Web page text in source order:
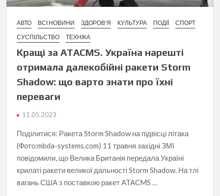
АВТО ВСІ НОВИНИ ЗДОРОВ'Я КУЛЬТУРА ПОДІЇ
СПОРТ
СУСПІЛЬСТВО
ТЕХНІКА
Кращі за ATACMS. Україна нарешті
отримала далекобійні ракети Storm
Shadow: що варто знати про їхні
переваги
11.05.2023
Поділитися: Ракета Storm Shadow на підвісці літака
(Фото:mbda-systems.com) 11 травня західні ЗМІ
повідомили, що Велика Британія передала Україні
крилаті ракети великої дальності Storm Shadow. На тлі
вагань США з поставкою ракет ATACMS …